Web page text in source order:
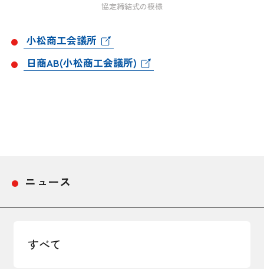
協定締結式の模様
小松商工会議所
日商AB(小松商工会議所)
ニュース
すべて